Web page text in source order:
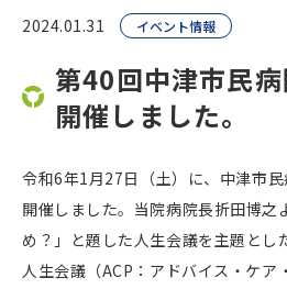
2024.01.31 イベント情報
第40回中津市民
開催しました。
令和6年1月27日（土）に、中津市
開催しました。当院病院長折田博之
め？」と題した人生会議を主題とし
人生会議（ACP：アドバイス・ケア